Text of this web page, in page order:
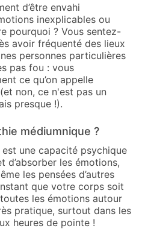
d’être envahi
inexplicables ou
pourquoi ? Vous sentez-
avoir fréquenté des lieux
personnes particulières
pas fou : vous
ce qu’on appelle
non, ce n'est pas un
presque !).
médiumnique ?
est une capacité psychique
d’absorber les émotions,
les pensées d’autres
que votre corps soit
les émotions autour
pratique, surtout dans les
heures de pointe !